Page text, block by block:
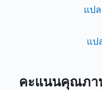
แป
แป
คะแนนคุณภา